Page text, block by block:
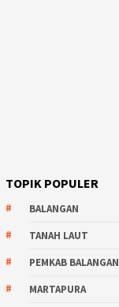
TOPIK POPULER
BALANGAN
TANAH LAUT
PEMKAB BALANGAN
MARTAPURA